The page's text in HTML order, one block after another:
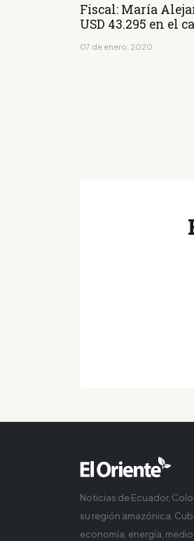
Fiscal: María
USD 43.295 en el
07 de enero, 2020
Noticias de Ecuador,
su región amazónica.
economía, energía,